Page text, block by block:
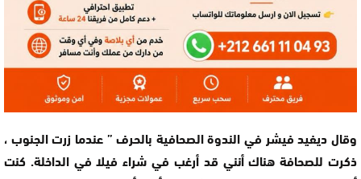
وقال ديفيد فيشر في الندوة الصحافية بالحرف ” عندما زرت الجنوب ،
ذكرت للصحافة هناك أنني قد أرغب في شراء فيلا في الداخلة. كنت